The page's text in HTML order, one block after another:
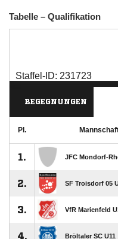
Tabelle – Qualifikation